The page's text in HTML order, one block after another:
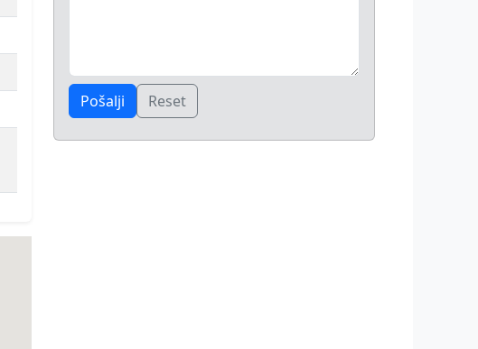
Pošalji Reset